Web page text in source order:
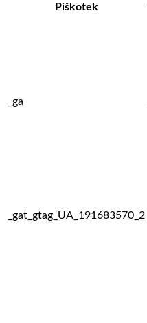
Piškotek
_ga
_gat_gtag_UA_191683570_2